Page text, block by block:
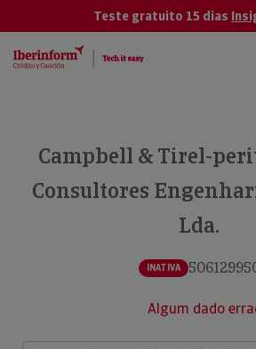
Teste gratuito 15 dias
Campbell & Tirel-
Consultores
Lda.
INATIVA
Algum dado